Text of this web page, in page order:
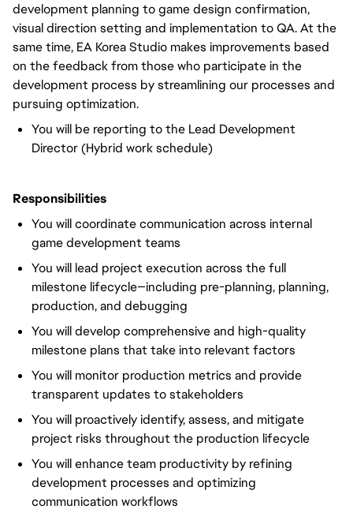
development planning to game design confirmation,
visual direction setting and implementation to QA. At the
same time, EA Korea Studio makes improvements based
on the feedback from those who participate in the
development process by streamlining our processes and
pursuing optimization.
You will be reporting to the Lead Development
Director (Hybrid work schedule)
Responsibilities
You will coordinate communication across internal
game development teams
You will lead project execution across the full
milestone lifecycle—including pre-planning, planning,
production, and debugging
You will develop comprehensive and high-quality
milestone plans that take into relevant factors
You will monitor production metrics and provide
transparent updates to stakeholders
You will proactively identify, assess, and mitigate
project risks throughout the production lifecycle
You will enhance team productivity by refining
development processes and optimizing
communication workflows